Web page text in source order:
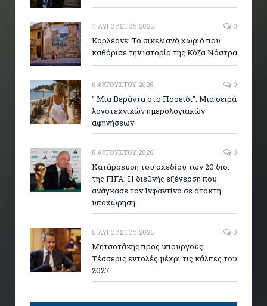
7 ΑΥΓΟΎΣΤΟΥ 2026 0
Κορλεόνε: Το σικελιανό χωριό που
καθόρισε την ιστορία της Κόζα Νόστρα
6 ΑΥΓΟΎΣΤΟΥ 2026 0
” Μια Βεράντα στο Ποσείδι”: Μια σειρά
λογοτεχνικών ημερολογιακών
αφηγήσεων
6 ΑΥΓΟΎΣΤΟΥ 2026 0
Κατάρρευση του σχεδίου των 20 δισ.
της FIFA: Η διεθνής εξέγερση που
ανάγκασε τον Ινφαντίνο σε άτακτη
υποχώρηση
5 ΑΥΓΟΎΣΤΟΥ 2026 0
Μητσοτάκης προς υπουργούς:
Τέσσερις εντολές μέχρι τις κάλπες του
2027